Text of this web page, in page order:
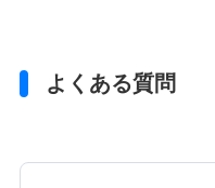
よくある質問